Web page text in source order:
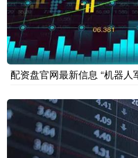
配资盘官网最新信息 “机器人